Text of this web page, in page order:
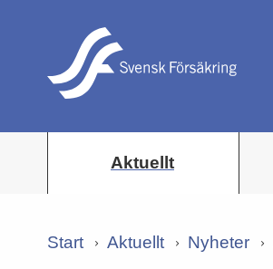
Aktuellt
Start Aktuellt Nyheter